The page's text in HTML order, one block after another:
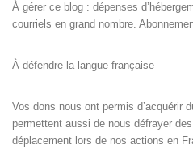
À gérer ce blog : dépenses
courriels en grand nombre.
À défendre la langue française
Vos dons nous ont permis d’acquérir
permettent aussi de nous défrayer
déplacement lors de nos actions en